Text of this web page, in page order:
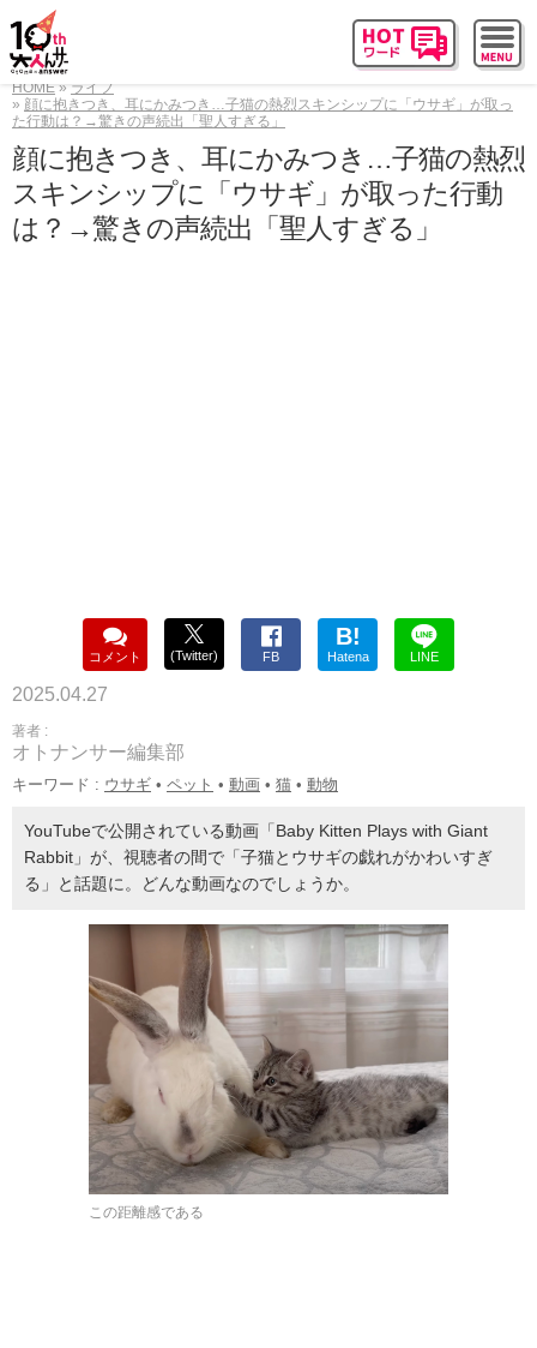
HOME
ライフ
顔に抱きつき、耳にかみつき…子猫の熱烈スキンシップに「ウサギ」が取っ
た行動は？→驚きの声続出「聖人すぎる」
顔に抱きつき、耳にかみつき…子猫の熱烈
スキンシップに「ウサギ」が取った行動
は？→驚きの声続出「聖人すぎる」
コメント (Twitter) FB
B!
Hatena LINE
2025.04.27
著者 :
オトナンサー編集部
キーワード : ウサギ • ペット • 動画 • 猫 • 動物
YouTubeで公開されている動画「Baby Kitten Plays with Giant
Rabbit」が、視聴者の間で「子猫とウサギの戯れがかわいすぎ
る」と話題に。どんな動画なのでしょうか。
この距離感である